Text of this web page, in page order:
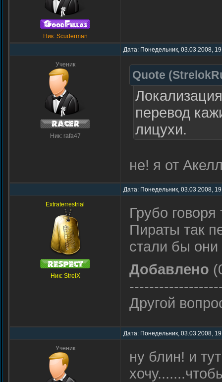
Ник: Scuderman
Дата: Понедельник, 03.03.2008,
Ученик
Ник: rafa47
Quote (
перевод
лицухи.
не! я от
Дата: Понедельник, 03.03.2008,
Extraterrestrial
Ник: StrelX
Грубо
Пираты так
стали бы они
Добавлено
Другой
Дата: Понедельник, 03.03.2008,
Ученик
ну блин! и